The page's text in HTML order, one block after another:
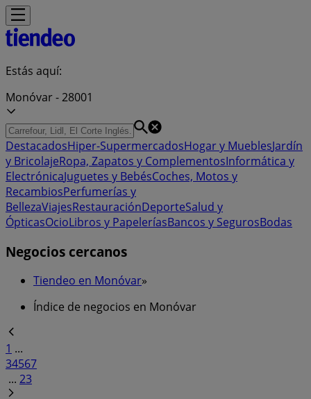
Estás aquí:
Monóvar - 28001
DestacadosHiper-SupermercadosHogar y MueblesJardín
y BricolajeRopa, Zapatos y ComplementosInformática y
ElectrónicaJuguetes y BebésCoches, Motos y
RecambiosPerfumerías y
BellezaViajesRestauraciónDeporteSalud y
ÓpticasOcioLibros y PapeleríasBancos y SegurosBodas
Negocios cercanos
Tiendeo en Monóvar»
Índice de negocios en Monóvar
1 ...
34567
... 23